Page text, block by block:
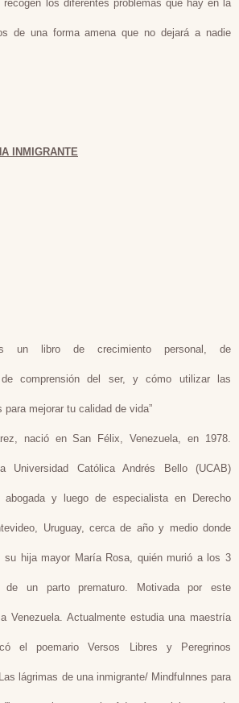
los diferentes problemas que hay en la
de una forma amena que no dejará a nadie
INMIGRANTE
un libro de crecimiento personal, de
de comprensión del ser, y cómo utilizar las
mejorar tu calidad de vida”
nació en San Félix, Venezuela, en 1978.
Universidad Católica Andrés Bello (UCAB)
y luego de especialista en Derecho
Uruguay, cerca de año y medio donde
su hija mayor María Rosa, quién murió a los 3
un parto prematuro. Motivada por este
Venezuela. Actualmente estudia una maestría
el poemario Versos Libres y Peregrinos
lágrimas de una inmigrante/ Mindfulnnes para